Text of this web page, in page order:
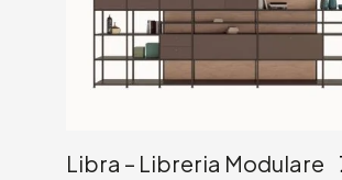
Libra – Libreria Modulare